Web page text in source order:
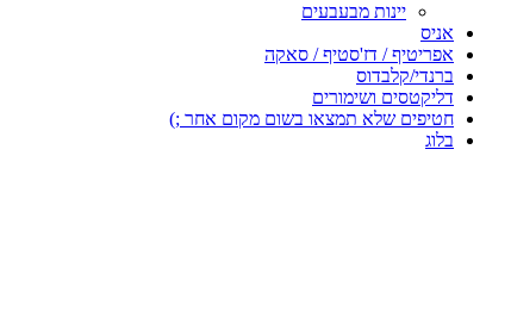
יינות מבעבעים
אניס
אפריטיף / דז'סטיף / סאקה
ברנדי/קלבדוס
דליקטסים ושימורים
חטיפים שלא תמצאו בשום מקום אחר ;)
בלוג